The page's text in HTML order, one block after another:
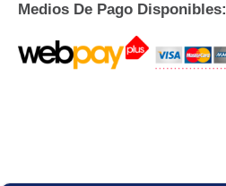
Medios De Pago Disponibles: